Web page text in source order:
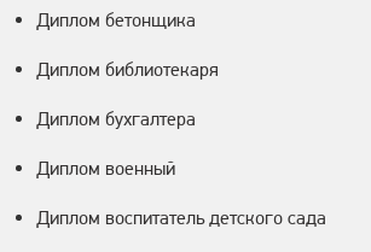
Диплом бетонщика
Диплом библиотекаря
Диплом бухгалтера
Диплом военный
Диплом воспитатель детского сада